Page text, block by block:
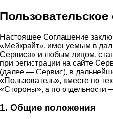
Пользовательское
Настоящее Соглашение
«Мейкрайт», именуемым в
Сервиса» и любым лицом,
при регистрации на сайте
(далее — Сервис), в
«Пользователь», вместе по
«Стороны», а по отдельности
1. Общие положения